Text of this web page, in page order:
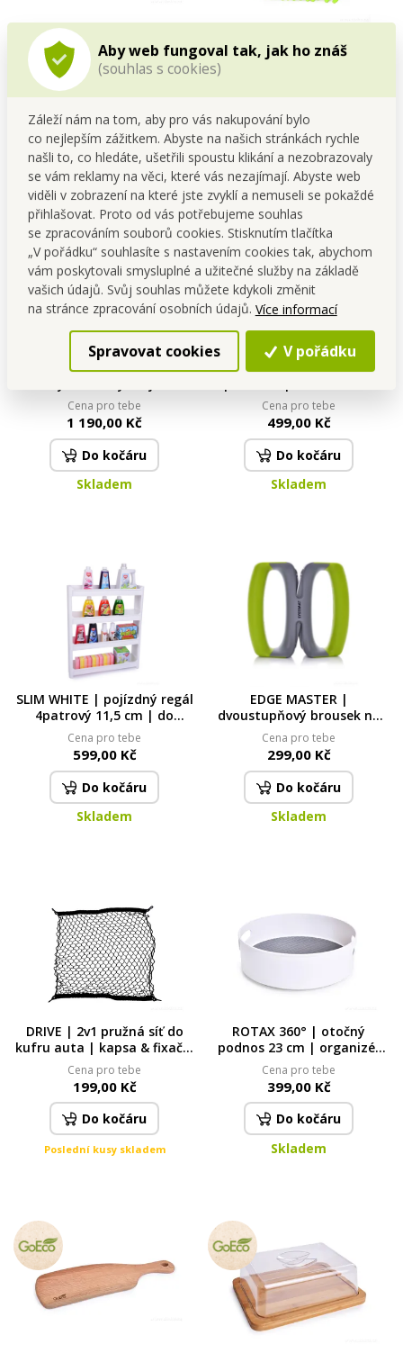
Aby web fungoval tak, jak ho znáš
(souhlas s cookies)
Záleží nám na tom, aby pro vás nakupování bylo
co nejlepším zážitkem. Abyste na našich stránkách rychle
našli to, co hledáte, ušetřili spoustu klikání a nezobrazovaly
se vám reklamy na věci, které vás nezajímají. Abyste web
viděli v zobrazení na které jste zvyklí a nemuseli se pokaždé
přihlašovat. Proto od vás potřebujeme souhlas
se zpracováním souborů cookies. Stisknutím tlačítka
„V pořádku“ souhlasíte s nastavením cookies tak, abychom
vám poskytovali smysluplné a užitečné služby na základě
vašich údajů. Svůj souhlas můžete kdykoli změnit
na stránce zpracování osobních údajů. Více informací
Spravovat cookies V pořádku
WOODOO CLOCK | digitální
LED dřevěné hodiny s
budíkem | čas | datum |
teplota | zvukové ovládání
smetanové
Cena pro tebe
799,00 Kč
Do kočáru
Poslední kusy skladem
návlek ke Kloubové SASANCE
360° | 15,5 × 15 cm | 100%
Do kočáru
Skladem
CAROUSEL | 20×90 ml |
koření se skleněnými
kořenkami
Cena pro tebe
1 190,00 Kč
Do kočáru
Skladem
BEAUTY | luxusní manikúra
kompletní péče v etui | ocel
| žlutá
Cena pro tebe
499,00 Kč
Do kočáru
Skladem
SLIM WHITE | pojízdný regál
4patrový 11,5 cm | do
úzkých prostor
Cena pro tebe
599,00 Kč
Do kočáru
Skladem
EDGE MASTER |
dvoustupňový brousek na
nože s revoluční technologií
Cena pro tebe
299,00 Kč
Do kočáru
Skladem
DRIVE | 2v1 pružná síť do
kufru auta | kapsa & fixační
síť na zavazadla | 4 úchyty
| 70 × 70 cm
Cena pro tebe
199,00 Kč
Do kočáru
Poslední kusy skladem
ROTAX 360° | otočný
podnos 23 cm | organizér
do kuchyně, koupelny i spíže
Cena pro tebe
399,00 Kč
Do kočáru
Skladem